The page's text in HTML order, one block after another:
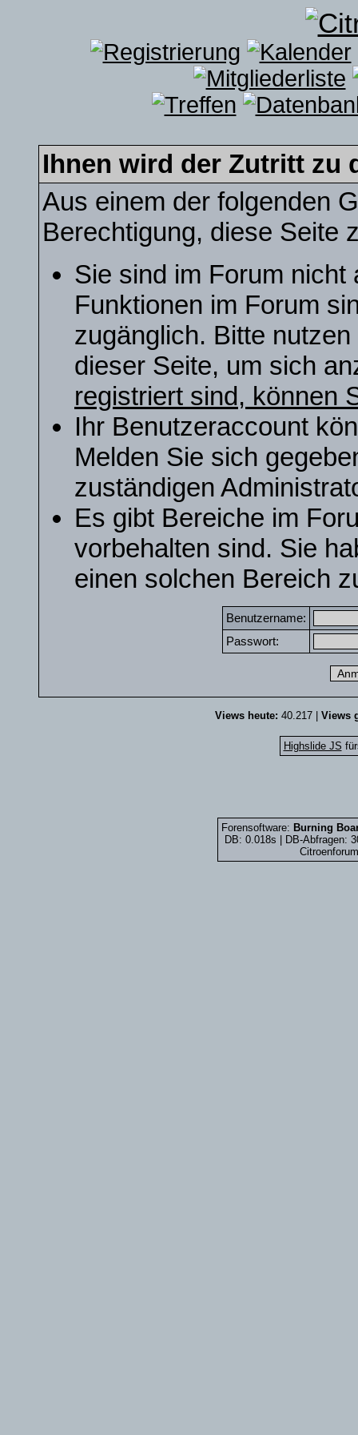
Ihnen wird der Zutritt zu
Aus einem der folgenden
Berechtigung, diese Seite
Sie sind im Forum nicht
Funktionen im Forum
zugänglich. Bitte
dieser Seite, um sich
registriert sind, können
Ihr Benutzeraccount
Melden Sie sich
zuständigen
Es gibt Bereiche im
vorbehalten sind. Sie
einen solchen Bereich
Benutzername:
Passwort:
Views heute: 40.217 | Views
Highslide JS
Forensoftware: Burning
DB: 0.018s | DB-Abfragen: